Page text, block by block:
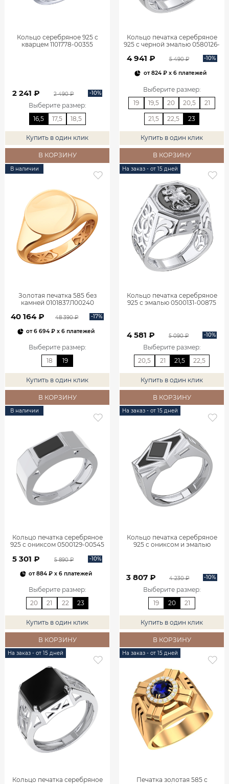
Кольцо серебряное 925 с
кварцем 1101778-00355
2 241 ₽ 2 490 ₽ -10%
Выберите размер:
16,5
17,5 18,5
Купить в один клик
В КОРЗИНУ
Кольцо печатка серебряное
925 с черной эмалью 0580126-
4 941 ₽ 5 490 ₽ -10%
от824 ₽x 6 платежей
Выберите размер:
19
19,5 20 20,5 21
21,5 22,5 23
Купить в один клик
В КОРЗИНУ
В наличии
Золотая печатка 585 без
камней 0101837Л00240
40 164 ₽ 48 390 ₽ -17%
от6 694 ₽ x 6 платежей
Выберите размер:
18
19
Купить в один клик
В КОРЗИНУ
На заказ - от 15 дней
Кольцо печатка серебряное
925 с эмалью 0500131-00875
4 581 ₽ 5 090 ₽ -10%
Выберите размер:
20,5
21 21,5 22,5
Купить в один клик
В КОРЗИНУ
В наличии
Кольцо печатка серебряное
925 с ониксом 0500129-00545
5 301 ₽ 5 890 ₽ -10%
от884 ₽ x 6 платежей
Выберите размер:
20
21 22 23
Купить в один клик
В КОРЗИНУ
На заказ - от 15 дней
Кольцо печатка серебряное
925 с ониксом и эмалью
3 807 ₽ 4 230 ₽ -10%
Выберите размер:
19
20 21
Купить в один клик
В КОРЗИНУ
На заказ - от 15 дней
Кольцо печатка серебряное
На заказ - от 15 дней
Печатка золотая 585 с